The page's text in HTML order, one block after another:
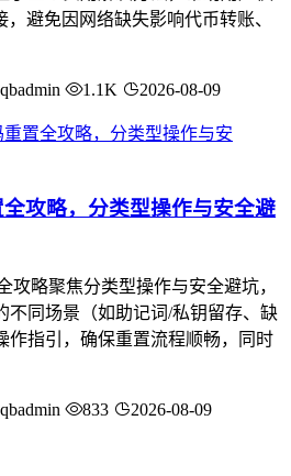
，避免因网络缺失影响代币转账、
qbadmin 1.1K 2026-08-09
攻略，分类型操作与安全避
攻略聚焦分类型操作与安全避坑，
不同场景（如助记词/私钥留存、缺
作指引，确保重置流程顺畅，同时
qbadmin 833 2026-08-09